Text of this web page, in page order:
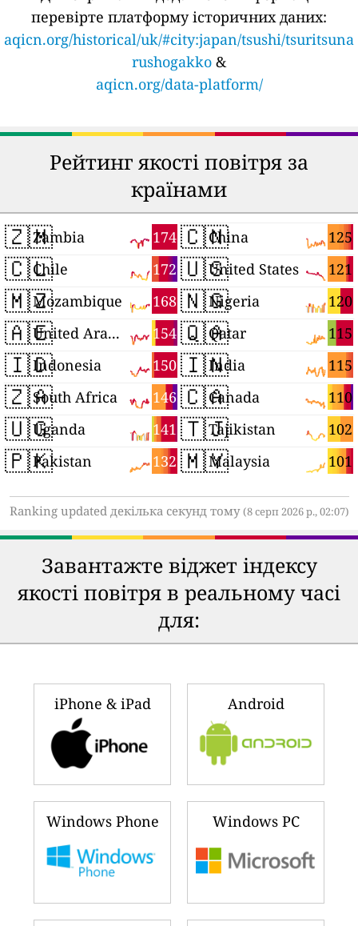
перевірте платформу історичних даних:
aqicn.org/historical/uk/#city:japan/tsushi/tsuritsuna
rushogakko &
aqicn.org/data-platform/
Рейтинг якості повітря за
країнами
🇿🇲 174
Zambia
🇨🇱 172
Chile
🇲🇿 168
Mozambique
🇦🇪 154
United Arab Emirates
🇮🇩 150
Indonesia
🇿🇦 146
South Africa
🇺🇬 141
Uganda
🇵🇰 132
Pakistan
🇨🇳 125
China
🇺🇸 121
United States
🇳🇬 120
Nigeria
🇶🇦 115
Qatar
🇮🇳 115
India
🇨🇦 110
Canada
🇹🇯 102
Tajikistan
🇲🇾 101
Malaysia
Ranking updated декілька секунд тому(8 серп 2026 р., 02:07)
Завантажте віджет індексу
якості повітря в реальному часі
для:
iPhone & iPad Android
Windows Phone Windows PC